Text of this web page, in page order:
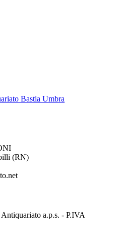
Bastia Umbra
(RN)
a.p.s. - P.IVA